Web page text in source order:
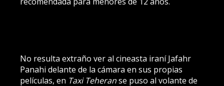
No resulta extraño ver al cineasta iraní Jafahr
Panahi delante de la cámara en sus propias
películas, en Taxi Teheranse puso al volante de